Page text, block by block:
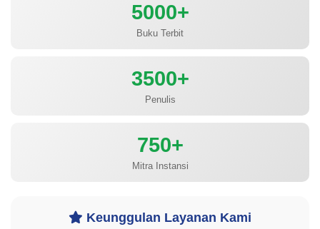
5000+
Buku Terbit
3500+
Penulis
750+
Mitra Instansi
Keunggulan Layanan Kami